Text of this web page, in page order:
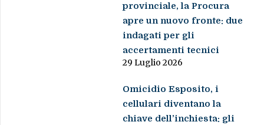
provinciale, la Procura
apre un nuovo fronte: due
indagati per gli
accertamenti tecnici
29 Luglio 2026
Omicidio Esposito, i
cellulari diventano la
chiave dell’inchiesta: gli